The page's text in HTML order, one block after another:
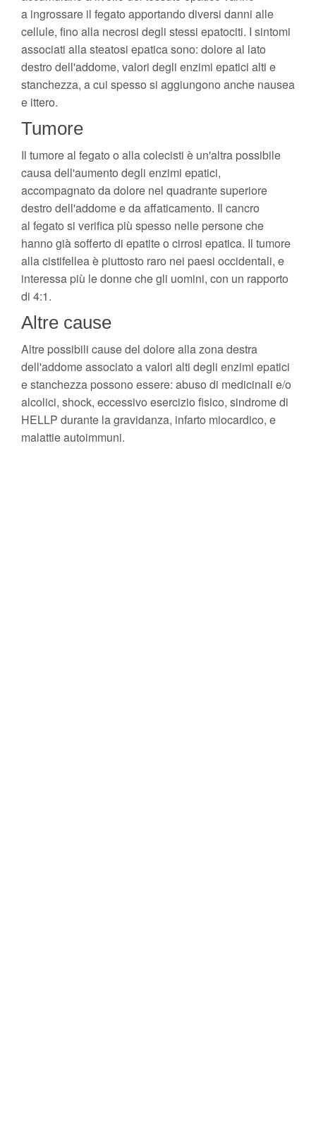
a ingrossare il fegato apportando diversi danni alle
cellule, fino alla necrosi degli stessi epatociti. I sintomi
associati alla steatosi epatica sono: dolore al lato
destro dell'addome, valori degli enzimi epatici alti e
stanchezza, a cui spesso si aggiungono anche nausea
e ittero.
Tumore
Il tumore al fegato o alla colecisti è un'altra possibile
causa dell'aumento degli enzimi epatici,
accompagnato da dolore nel quadrante superiore
destro dell'addome e da affaticamento. Il cancro
al fegato si verifica più spesso nelle persone che
hanno già sofferto di epatite o cirrosi epatica. Il tumore
alla cistifellea è piuttosto raro nei paesi occidentali, e
interessa più le donne che gli uomini, con un rapporto
di 4:1.
Altre cause
Altre possibili cause del dolore alla zona destra
dell'addome associato a valori alti degli enzimi epatici
e stanchezza possono essere: abuso di medicinali e/o
alcolici, shock, eccessivo esercizio fisico, sindrome di
HELLP durante la gravidanza, infarto miocardico, e
malattie autoimmuni.